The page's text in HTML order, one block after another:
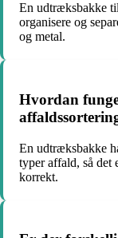
En udtræksbakke
organisere og
og metal.
Hvordan
En udtræksbakke
typer affald, så det
korrekt.